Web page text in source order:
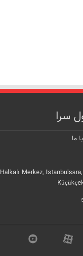
سرا
ما
Halkalı Merkez,